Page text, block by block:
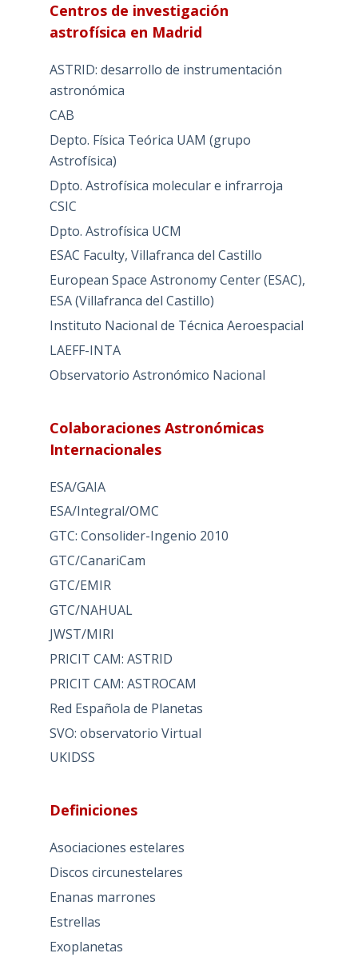
Centros de investigación
astrofísica en Madrid
ASTRID: desarrollo de instrumentación
astronómica
CAB
Depto. Física Teórica UAM (grupo
Astrofísica)
Dpto. Astrofísica molecular e infrarroja
CSIC
Dpto. Astrofísica UCM
ESAC Faculty, Villafranca del Castillo
European Space Astronomy Center (ESAC),
ESA (Villafranca del Castillo)
Instituto Nacional de Técnica Aeroespacial
LAEFF-INTA
Observatorio Astronómico Nacional
Colaboraciones Astronómicas
Internacionales
ESA/GAIA
ESA/Integral/OMC
GTC: Consolider-Ingenio 2010
GTC/CanariCam
GTC/EMIR
GTC/NAHUAL
JWST/MIRI
PRICIT CAM: ASTRID
PRICIT CAM: ASTROCAM
Red Española de Planetas
SVO: observatorio Virtual
UKIDSS
Definiciones
Asociaciones estelares
Discos circunestelares
Enanas marrones
Estrellas
Exoplanetas